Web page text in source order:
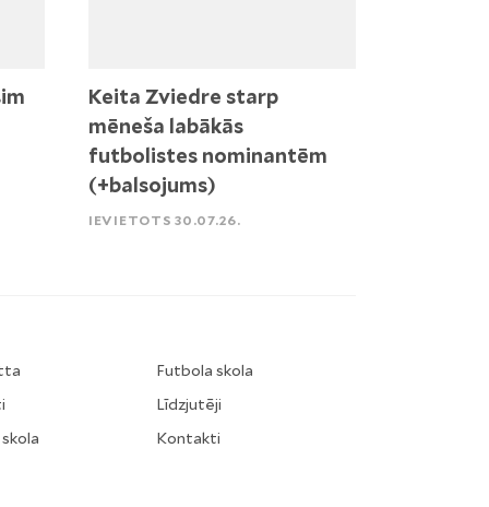
Keita Zviedre starp
mēneša labākās
futbolistes nominantēm
(+balsojums)
IEVIETOTS 30.07.26.
Futbola skola
Līdzjutēji
Kontakti